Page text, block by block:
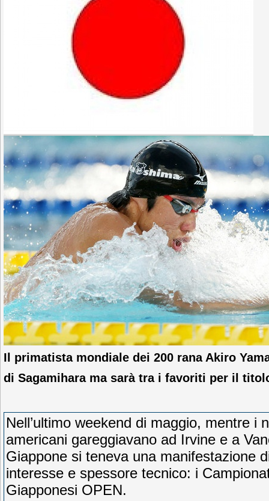
Il primatista mondiale dei 200 rana Akiro
di Sagamihara ma sarà tra i favoriti per il
Nell’ultimo weekend di maggio, mentre i
americani gareggiavano ad Irvine e a
Giappone si teneva una manifestazione
interesse e spessore tecnico: i
Giapponesi OPEN.